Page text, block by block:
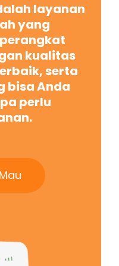
layanan
yang
kualitas
serta
bisa Anda
perlu